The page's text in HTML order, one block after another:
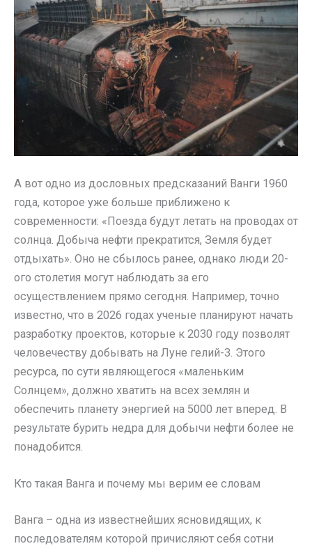
А вот одно из дословных предсказаний Ванги 1960
года, которое уже больше приближено к
современности: «Поезда будут летать на проводах от
солнца. Добыча нефти прекратится, Земля будет
отдыхать». Оно не сбылось ранее, однако люди 20-
ого столетия могут наблюдать за его
осуществлением прямо сегодня. Например, точно
известно, что в 2026 годах ученые планируют начать
разработку проектов, которые к 2030 году позволят
человечеству добывать на Луне гелий-3. Этого
ресурса, по сути являющегося «маленьким
Солнцем», должно хватить на всех землян и
обеспечить планету энергией на 5000 лет вперед. В
результате бурить недра для добычи нефти более не
понадобится.
Кто такая Ванга и почему мы верим ее словам
Ванга – одна из известнейших ясновидящих, к
последователям которой причисляют себя сотни